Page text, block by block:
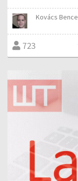
Kovács Bence
723